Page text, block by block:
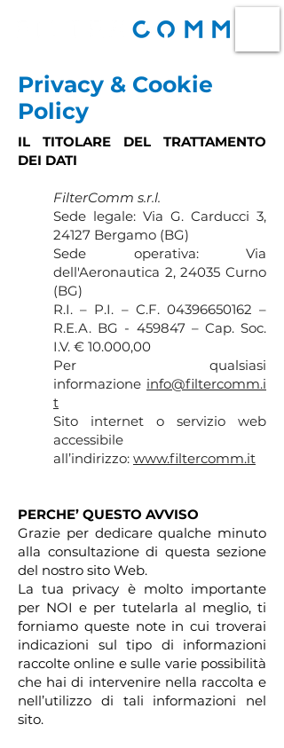
Privacy & Cookie
Policy
IL TITOLARE DEL TRATTAMENTO
DEI DATI
FilterComm s.r.l.
Sede legale: Via G. Carducci 3,
24127 Bergamo (BG)
Sede operativa: Via
dell'Aeronautica 2, 24035 Curno
(BG)
R.I. – P.I. – C.F. 04396650162 –
R.E.A. BG - 459847 – Cap. Soc.
I.V. € 10.000,00
Per qualsiasi
informazione info@filtercomm.i
t
Sito internet o servizio web
accessibile
all’indirizzo: www.filtercomm.it
PERCHE’ QUESTO AVVISO
Grazie per dedicare qualche minuto
alla consultazione di questa sezione
del nostro sito Web.
La tua privacy è molto importante
per NOI e per tutelarla al meglio, ti
forniamo queste note in cui troverai
indicazioni sul tipo di informazioni
raccolte online e sulle varie possibilità
che hai di intervenire nella raccolta e
nell’utilizzo di tali informazioni nel
sito.